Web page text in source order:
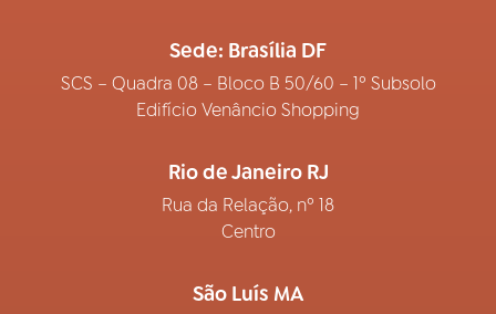
Sede: Brasília DF
SCS – Quadra 08 – Bloco B 50/60 – 1º Subsolo
Edifício Venâncio Shopping
Rio de Janeiro RJ
Rua da Relação, nº 18
Centro
São Luís MA